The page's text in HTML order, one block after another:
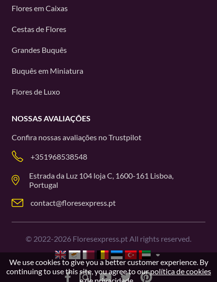
Flores em Caixas
Cestas de Flores
Grandes Buquês
Buquês em Miniatura
Flores de Luxo
NOSSAS AVALIAÇÕES
Confira nossas avaliações noTrustpilot
+351968538548
Estrada da Luz 104 loja C, 1600-161 Lisboa,
Portugal
contact@floresexpress.pt
© 2022-2026 Floresexpress.pt All rights reserved.
We use cookies to give you a better customer experience. By
continuing to use this site, you agree to ourpolítica de cookies